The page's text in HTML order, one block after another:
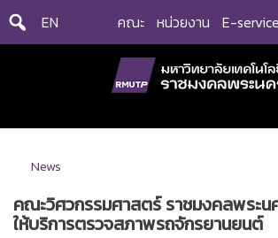
Skip
EN คณะ หน่วยงาน E-
News
คณะวิศวกรรมศาสตร์ ราชมงคลพระน
ให้บริการตรวจสภาพรถจักรยานยนต์